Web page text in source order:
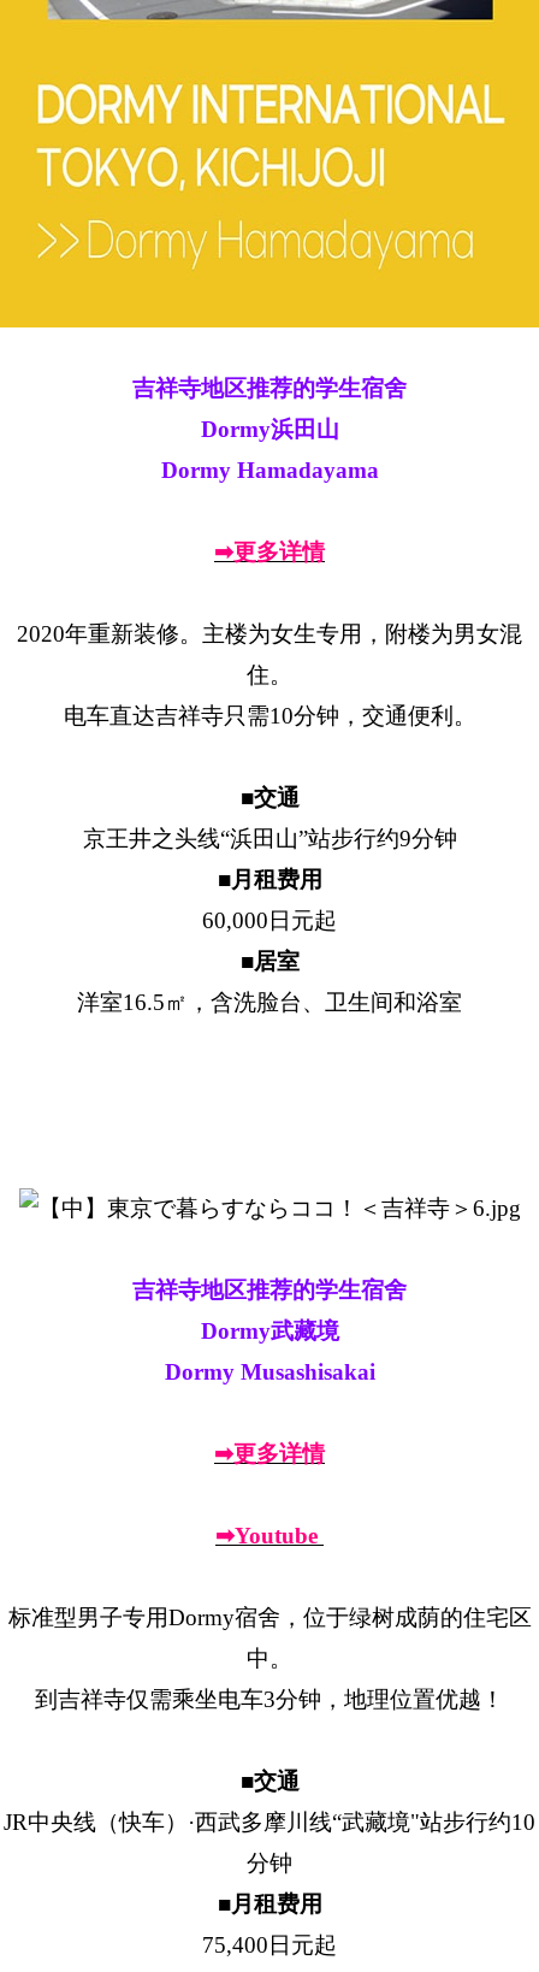
吉祥寺地区推荐的学生宿舍
Dormy浜田山
Dormy Hamadayama
➡更多详情
2020年重新装修。主楼为女生专用，附楼为男女混
住。
电车直达吉祥寺只需10分钟，交通便利。
■交通
京王井之头线“浜田山”站步行约9分钟
■月租费用
60,000日元起
■居室
洋室16.5㎡，含洗脸台、卫生间和浴室
吉祥寺地区推荐的学生宿舍
Dormy武藏境
Dormy Musashisakai
➡更多详情
➡Youtube
标准型男子专用Dormy宿舍，位于绿树成荫的住宅区
中。
到吉祥寺仅需乘坐电车3分钟，地理位置优越！
■交通
JR中央线（快车）·西武多摩川线“武藏境"站步行约10
分钟
■月租费用
75,400日元起